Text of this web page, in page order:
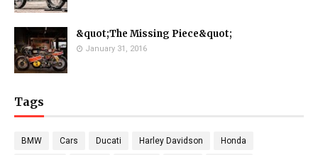
&quot;The Missing Piece&quot;
January 31, 2016
Tags
BMW Cars Ducati Harley Davidson Honda